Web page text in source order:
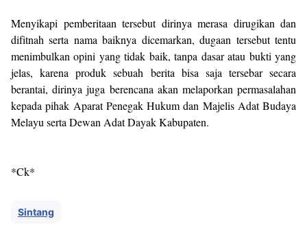
Menyikapi pemberitaan tersebut dirinya merasa dirugikan dan
difitnah serta nama baiknya dicemarkan, dugaan tersebut tentu
menimbulkan opini yang tidak baik, tanpa dasar atau bukti yang
jelas, karena produk sebuah berita bisa saja tersebar secara
berantai, dirinya juga berencana akan melaporkan permasalahan
kepada pihak Aparat Penegak Hukum dan Majelis Adat Budaya
Melayu serta Dewan Adat Dayak Kabupaten.
*Ck*
Sintang